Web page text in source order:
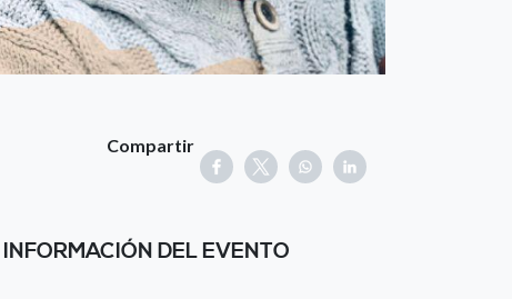
Compartir
INFORMACIÓN DEL EVENTO